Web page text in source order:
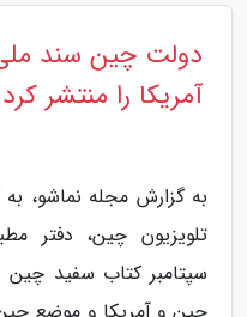
دولت چین سند ملی
آمریکا را منتشر کرد
به گزارش مجله نماشو، به
سپتامبر کتاب سفید چین